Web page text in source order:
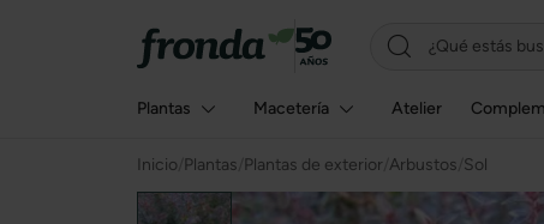
Plantas Macetería Atelier
Inicio Plantas Plantas de exterior Arbustos Sol